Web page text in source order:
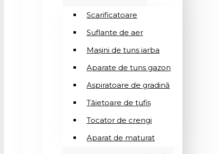
Scarificatoare
Suflantе de aer
Mașini de tuns iarba
Aparate de tuns gazon
Aspiratoare de gradină
Tăietoare de tufiș
Tocator de crengi
Aparat de maturat